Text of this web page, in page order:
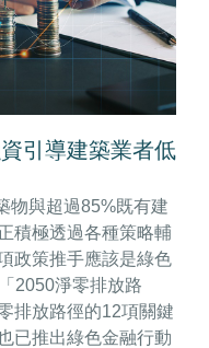
引導建築業者低
物與超過85%既有建
積極透過各種策略輔
政策推手應該是綠色
2050淨零排放路
排放路徑的12項關鍵
已推出綠色金融行動